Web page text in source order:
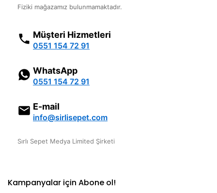
Fiziki mağazamız bulunmamaktadır.
Müşteri Hizmetleri
0551 154 72 91
WhatsApp
0551 154 72 91
E-mail
info@sirlisepet.com
Sırlı Sepet Medya Limited Şirketi
Kampanyalar için Abone ol!